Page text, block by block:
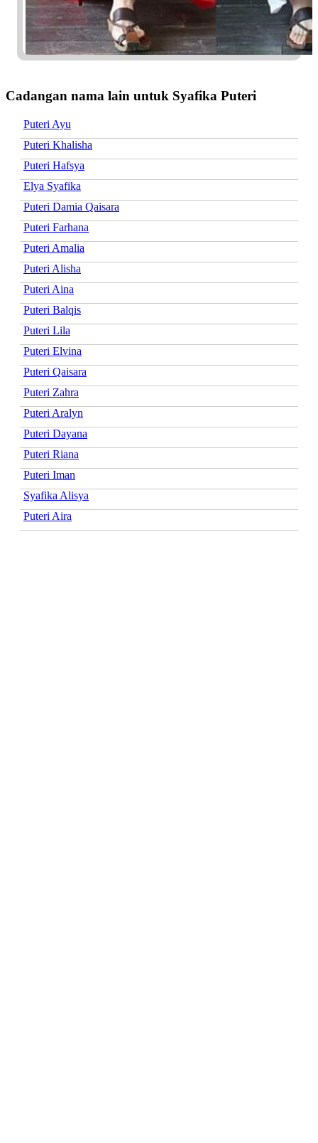
Cadangan nama lain untuk Syafika Puteri
Puteri Ayu
Puteri Khalisha
Puteri Hafsya
Elya Syafika
Puteri Damia Qaisara
Puteri Farhana
Puteri Amalia
Puteri Alisha
Puteri Aina
Puteri Balqis
Puteri Lila
Puteri Elvina
Puteri Qaisara
Puteri Zahra
Puteri Aralyn
Puteri Dayana
Puteri Riana
Puteri Iman
Syafika Alisya
Puteri Aira